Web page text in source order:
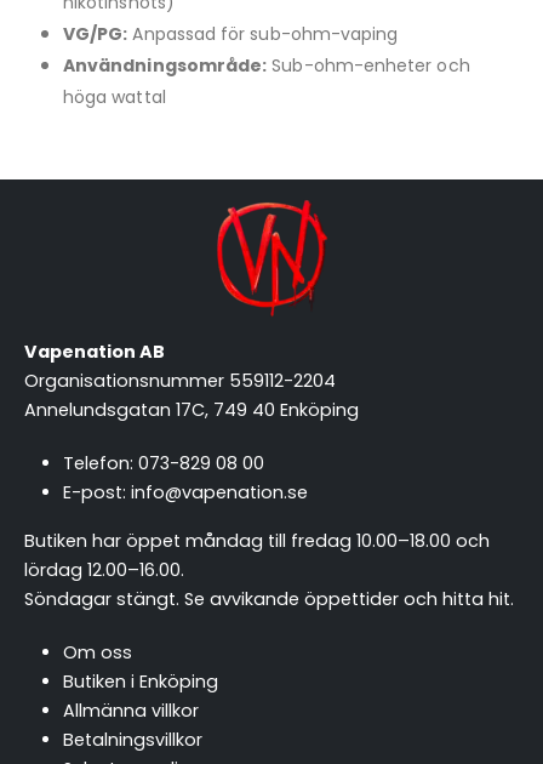
VG/PG: Anpassad för sub-ohm-vaping
Användningsområde: Sub-ohm-enheter och
höga wattal
Vapenation AB
Organisationsnummer 559112-2204
Annelundsgatan 17C, 749 40 Enköping
Telefon: 073-829 08 00
E-post: info@vapenation.se
Butiken har öppet måndag till fredag 10.00–18.00 och
lördag 12.00–16.00.
Söndagar stängt. Se avvikande öppettider och hitta hit.
Om oss
Butiken i Enköping
Allmänna villkor
Betalningsvillkor